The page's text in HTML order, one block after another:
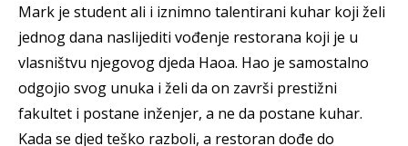
Mark je student ali i iznimno talentirani kuhar koji želi
jednog dana naslijediti vođenje restorana koji je u
vlasništvu njegovog djeda Haoa. Hao je samostalno
odgojio svog unuka i želi da on završi prestižni
fakultet i postane inženjer, a ne da postane kuhar.
Kada se djed teško razboli, a restoran dođe do